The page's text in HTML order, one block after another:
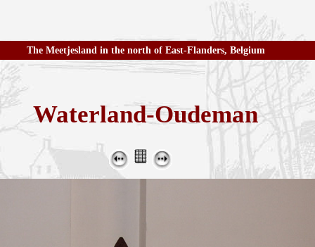
The Meetjesland in the north of East-Flanders, Belgium
Waterland-Oudeman